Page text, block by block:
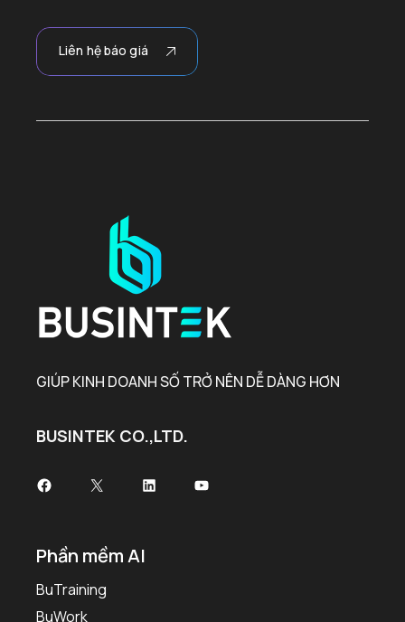
Liên hệ báo giá
GIÚP KINH DOANH SỐ TRỞ NÊN DỄ DÀNG HƠN
BUSINTEK CO.,LTD.
Facebook
X LinkedInYoutube
Phần mềm AI
BuTraining
BuWork